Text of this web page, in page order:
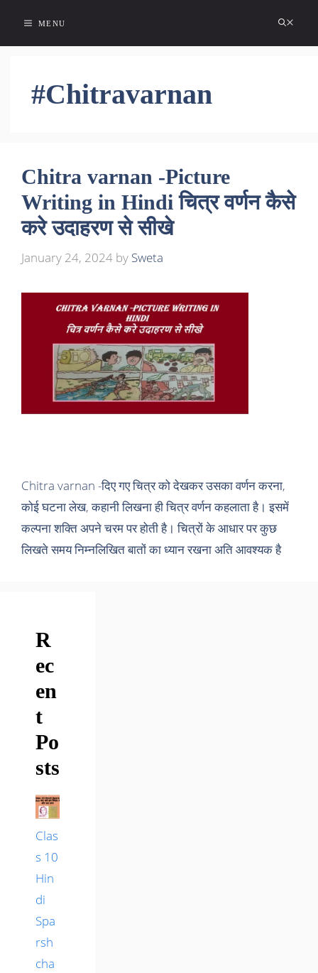
MENU
#Chitravarnan
Chitra varnan -Picture
Writing in Hindi चित्र वर्णन कैसे
करे उदाहरण से सीखे
January 24, 2024 by Sweta
Chitra varnan -दिए गए चित्र को देखकर उसका वर्णन करना,
कोई घटना लेख, कहानी लिखना ही चित्र वर्णन कहलाता है। इसमें
कल्पना शक्ति अपने चरम पर होती है। चित्रों के आधार पर कुछ
लिखते समय निम्नलिखित बातों का ध्यान रखना अति आवश्यक है
R
ec
en
t
Po
sts
Clas
s 10
Hin
di
Spa
rsh
cha